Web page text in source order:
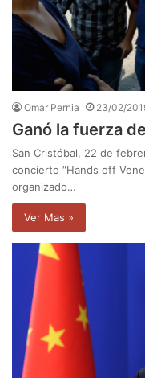
Omar Pernia 23/02/
Ganó la fuerza
San Cristóbal, 22 de
concierto “Hands off
organizado…
Ver Mas »